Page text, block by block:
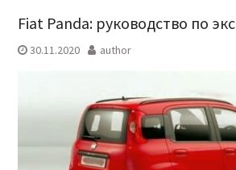
Fiat Panda: руководство по
30.11.2020 author